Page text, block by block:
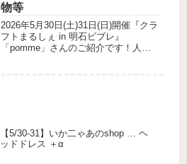
物等
2026年5月30日(土)31日(日)開催『クラ
フトまるしぇ in 明石ビブレ』
「pomme」さんのご紹介です！人形
【5/30-31】いか二ゃあのshop … ヘ
ッドドレス ＋‪α